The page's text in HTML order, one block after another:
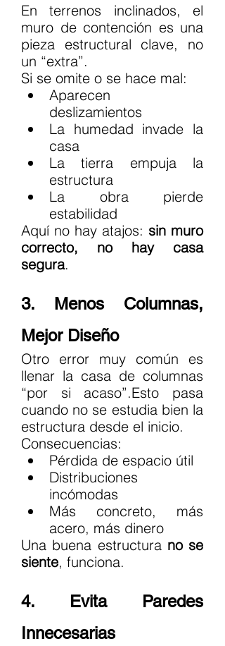
En terrenos inclinados, el
muro de contención es una
pieza estructural clave, no
un “extra”.
Si se omite o se hace mal:
Aparecen
deslizamientos
La humedad invade la
casa
La tierra empuja la
estructura
La obra pierde
estabilidad
Aquí no hay atajos: sin muro
correcto, no hay casa
segura.
3. Menos Columnas,
Mejor Diseño
Otro error muy común es
llenar la casa de columnas
“por si acaso”.Esto pasa
cuando no se estudia bien la
estructura desde el inicio.
Consecuencias:
Pérdida de espacio útil
Distribuciones
incómodas
Más concreto, más
acero, más dinero
Una buena estructura no se
siente, funciona.
4. Evita Paredes
Innecesarias